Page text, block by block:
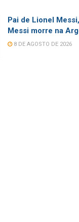
Pai de Lionel
Messi morre na
8 DE AGOSTO DE 2026